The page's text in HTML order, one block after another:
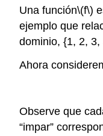
Una función\(f\)
ejemplo que
dominio, {1, 2,
Ahora
Observe que
“impar”